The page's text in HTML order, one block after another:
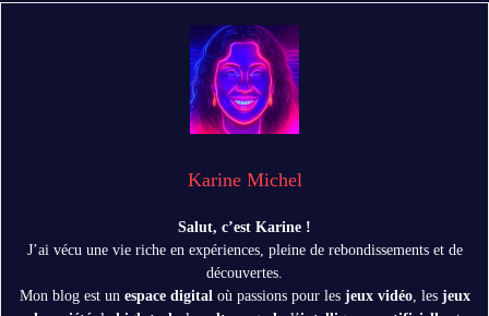
Karine Michel
Salut, c’est Karine !
J’ai vécu une vie riche en expériences, pleine de rebondissements et de
découvertes.
Mon blog est un espace digitaloù passions pour les jeux vidéo, les jeux